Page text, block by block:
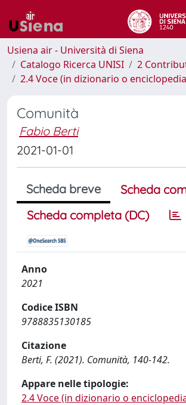
Usiena air - Università di Siena
Catalogo Ricerca UNISI
2
2.4 Voce (in dizionario o
Comunità
Fabio Berti
2021-01-01
Scheda breve
Scheda
Scheda completa (DC)
Anno
2021
Codice ISBN
9788835130185
Citazione
Berti, F. (2021). Comunità, 140-142.
Appare nelle tipologie:
2.4 Voce (in dizionario o